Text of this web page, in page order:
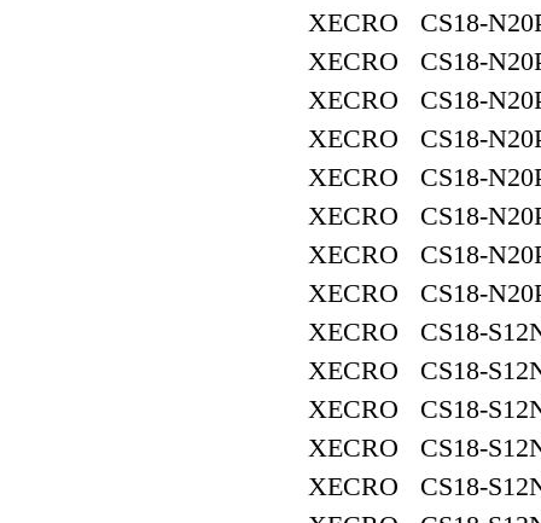
XECRO CS18-
XECRO CS18-
XECRO CS18-
XECRO CS18-
XECRO CS18-
XECRO CS18-
XECRO CS18-
XECRO CS18-
XECRO CS18-
XECRO CS18-
XECRO CS18-
XECRO CS18-
XECRO CS18-